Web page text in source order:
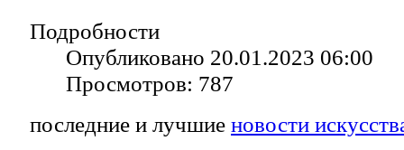
Подробности
Опубликовано 20.01.2023 06:00
Просмотров: 787
последние и лучшие новости